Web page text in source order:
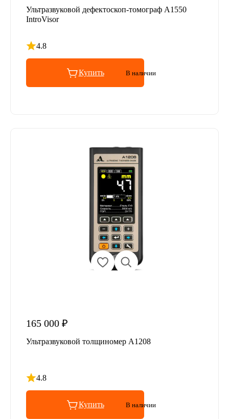
Ультразвуковой дефектоскоп-томограф А1550
IntroVisor
4.8
Рейтинг 4.8 из 5
Купить В наличии
165 000 ₽
Ультразвуковой толщиномер А1208
4.8
Рейтинг 4.8 из 5
Купить В наличии